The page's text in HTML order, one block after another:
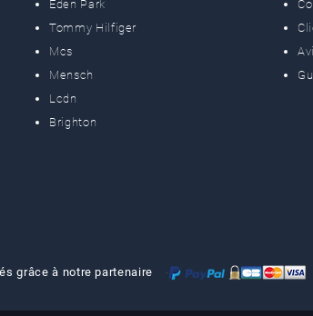
Eden Park
Tommy Hilfiger
Mcs
Mensch
Lcdn
Brighton
grâce à notre partenaire